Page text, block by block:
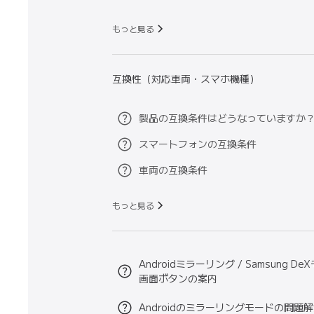
もっと見る
互換性（対応車両・スマホ機種）
製品の互換条件はどうなっていますか？
スマートフォンの互換条件
車両の互換条件
もっと見る
Androidミラーリング / Samsung DeX
画面ボタンの案内
Androidのミラーリングモードの問題